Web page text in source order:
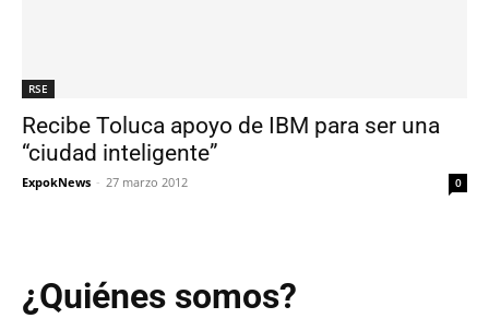
RSE
Recibe Toluca apoyo de IBM para ser una
“ciudad inteligente”
ExpokNews - 27 marzo 2012 0
¿Quiénes somos?